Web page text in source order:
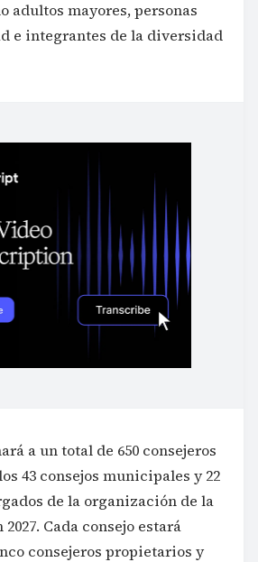
adultos mayores, personas
e integrantes de la diversidad
a un total de 650 consejeros
43 consejos municipales y 22
de la organización de la
Cada consejo estará
consejeros propietarios y